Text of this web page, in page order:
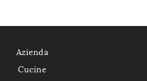
Azienda
Cucine